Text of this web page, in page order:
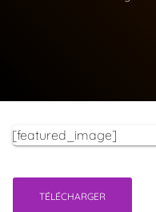
[featured_image]
TÉLÉCHARGER